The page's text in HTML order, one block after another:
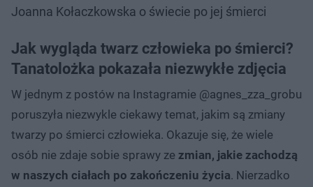
Joanna Kołaczkowska o świecie po jej śmierci
Jak wygląda twarz człowieka po śmierci?
Tanatolożka pokazała niezwykłe zdjęcia
W jednym z postów na Instagramie @agnes_zza_grobu
poruszyła niezwykle ciekawy temat, jakim są zmiany
twarzy po śmierci człowieka. Okazuje się, że wiele
osób nie zdaje sobie sprawy ze zmian, jakie zachodzą
w naszych ciałach po zakończeniu życia. Nierzadko